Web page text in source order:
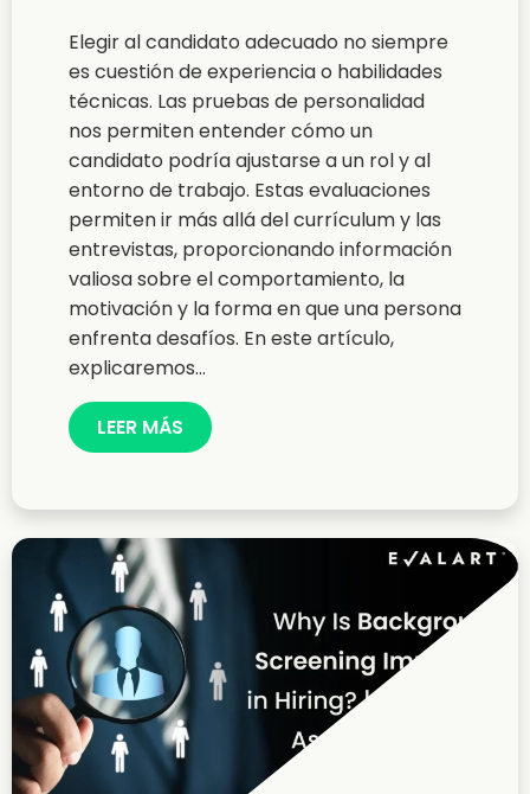
Elegir al candidato adecuado no siempre
es cuestión de experiencia o habilidades
técnicas. Las pruebas de personalidad
nos permiten entender cómo un
candidato podría ajustarse a un rol y al
entorno de trabajo. Estas evaluaciones
permiten ir más allá del currículum y las
entrevistas, proporcionando información
valiosa sobre el comportamiento, la
motivación y la forma en que una persona
enfrenta desafíos. En este artículo,
explicaremos...
LEER MÁS